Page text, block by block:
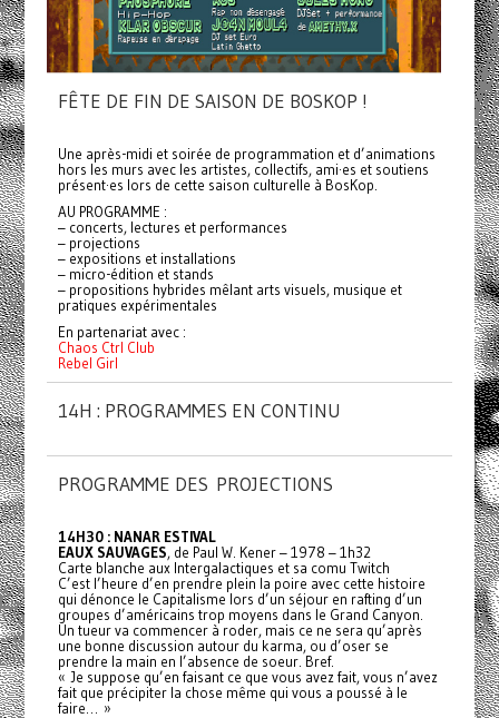
FÊTE DE FIN DE SAISON DE BOSKOP !
Une après-midi et soirée de programmation et d’animations
hors les murs avec les artistes, collectifs, ami·es et soutiens
présent·es lors de cette saison culturelle à BosKop.
AU PROGRAMME :
– concerts, lectures et performances
– projections
– expositions et installations
– micro-édition et stands
– propositions hybrides mêlant arts visuels, musique et
pratiques expérimentales
En partenariat avec :
Chaos Ctrl Club
Rebel Girl
14H : PROGRAMMES EN CONTINU
PROGRAMME DES PROJECTIONS
14H30 : NANAR ESTIVAL
EAUX SAUVAGES, de Paul W. Kener – 1978 – 1h32
Carte blanche aux Intergalactiques et sa comu Twitch
C’est l’heure d’en prendre plein la poire avec cette histoire
qui dénonce le Capitalisme lors d’un séjour en rafting d’un
groupes d’américains trop moyens dans le Grand Canyon.
Un tueur va commencer à roder, mais ce ne sera qu’après
une bonne discussion autour du karma, ou d’oser se
prendre la main en l’absence de soeur. Bref.
« Je suppose qu’en faisant ce que vous avez fait, vous n’avez
fait que précipiter la chose même qui vous a poussé à le
faire… »